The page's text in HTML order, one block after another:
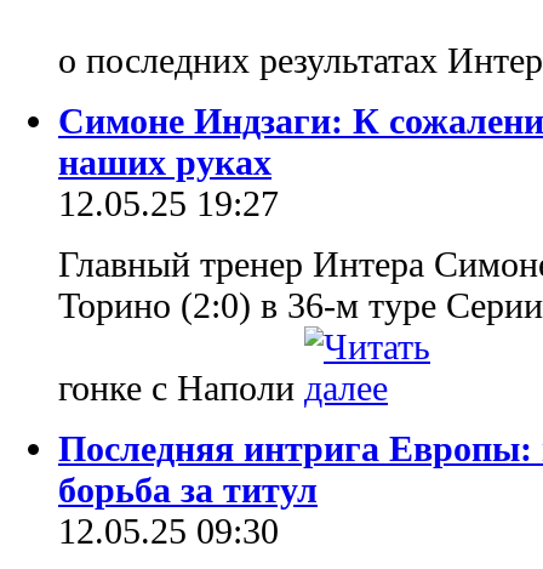
о последних результатах
Симоне Индзаги: К
наших руках
12.05.25 19:27
Главный тренер Интера
Торино (2:0) в 36-м туре
гонке с Наполи
Последняя интрига Европы:
борьба за титул
12.05.25 09:30